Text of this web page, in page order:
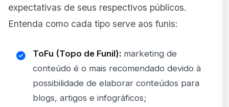
expectativas de seus respectivos públicos.
Entenda como cada tipo serve aos funis:
ToFu (Topo de Funil): marketing de
conteúdo é o mais recomendado devido à
possibilidade de elaborar conteúdos para
blogs, artigos e infográficos;